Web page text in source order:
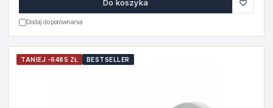
Do koszyka ♡
Dodaj do porównania
TANIEJ -6485 ZŁ BESTSELLER